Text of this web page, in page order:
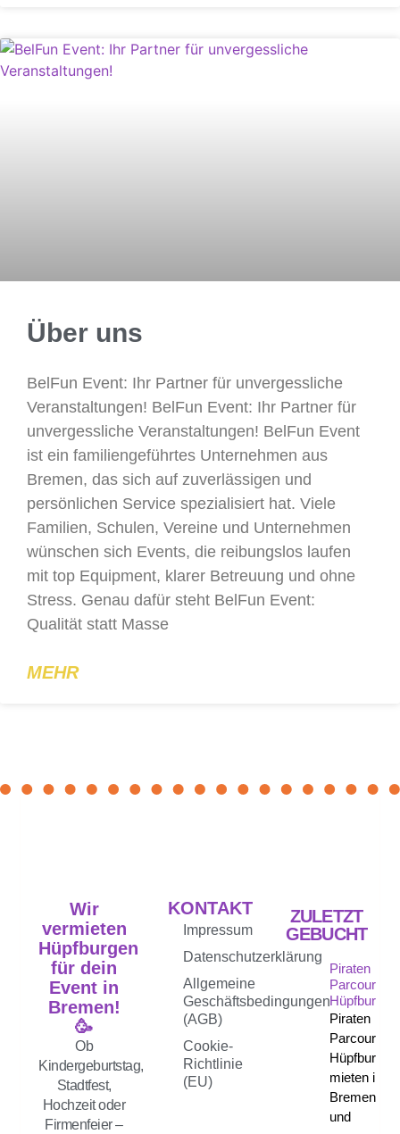
Über uns
BelFun Event: Ihr Partner für unvergessliche
Veranstaltungen! BelFun Event: Ihr Partner für
unvergessliche Veranstaltungen! BelFun Event
ist ein familiengeführtes Unternehmen aus
Bremen, das sich auf zuverlässigen und
persönlichen Service spezialisiert hat. Viele
Familien, Schulen, Vereine und Unternehmen
wünschen sich Events, die reibungslos laufen
mit top Equipment, klarer Betreuung und ohne
Stress. Genau dafür steht BelFun Event:
Qualität statt Masse
MEHR
Wir
vermieten
Hüpfburgen
für dein
Event in
Bremen!
🥳
Ob
Kindergeburtstag,
Stadtfest,
Hochzeit oder
Firmenfeier –
KONTAKT
Impressum
Datenschutzerklärung
Allgemeine
Geschäftsbedingungen
(AGB)
Cookie-
Richtlinie
(EU)
ZULETZT
GEBUCHT
Piraten
Parcours
Hüpfburg
Piraten
Parcours
Hüpfburg
mieten in
Bremen
und